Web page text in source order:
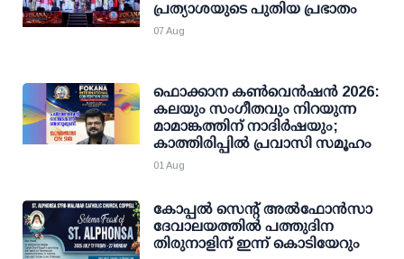
പ്രത്യാശയുടെ പുതിയ പ്രഭാതം
07 Aug
ഫൊക്കാന കണ്‍വെന്‍ഷന്‍ 2026:
കലയും സംഗീതവും നിറയുന്ന
മാമാങ്കത്തിന് നാദിര്‍ഷയും;
കാത്തിരിപ്പില്‍ പ്രവാസി സമൂഹം
01 Aug
കോപ്പല്‍ സെന്റ് അല്‍ഫോന്‍സാ
ദേവാലയത്തില്‍ പത്തുദിന
തിരുനാളിന് ഇന്ന് കൊടിയേറും